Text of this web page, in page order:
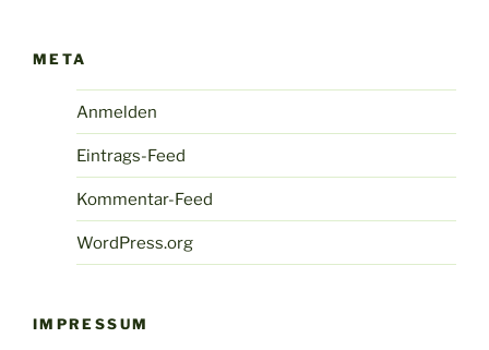
META
Anmelden
Eintrags-Feed
Kommentar-Feed
WordPress.org
IMPRESSUM